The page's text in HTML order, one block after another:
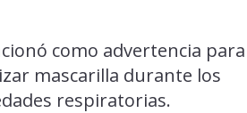
como advertencia para
mascarilla durante los
respiratorias.